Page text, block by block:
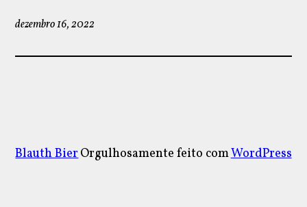
dezembro 16, 2022
Blauth BierOrgulhosamente feito comWordPress